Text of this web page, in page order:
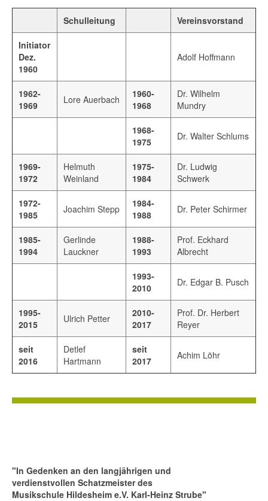
Schulleitung Vereinsvorstand
Initiator
Dez.
1960
Adolf Hoffmann
1962-
1969
Lore Auerbach
1960-
1968
Dr. Wilhelm
Mundry
1968-
1975
Dr. Walter Schlums
1969-
1972
Helmuth
Weinland
1975-
1984
Dr. Ludwig
Schwerk
1972-
1985
Joachim Stepp
1984-
1988
Dr. Peter Schirmer
1985-
1994
Gerlinde
Lauckner
1988-
1993
Prof. Eckhard
Albrecht
1993-
2010
Dr. Edgar B. Pusch
1995-
2015
Ulrich Petter
2010-
2017
Prof. Dr. Herbert
Reyer
seit
2016
Detlef
Hartmann
seit
2017
Achim Löhr
"In Gedenken an den langjährigen und
verdienstvollen Schatzmeisterdes
Musikschule Hildesheim e.V. Karl-Heinz Strube"